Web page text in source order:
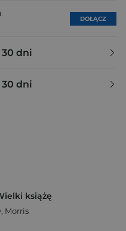
DOŁĄCZ
30 dni
30 dni
książę
, Morris